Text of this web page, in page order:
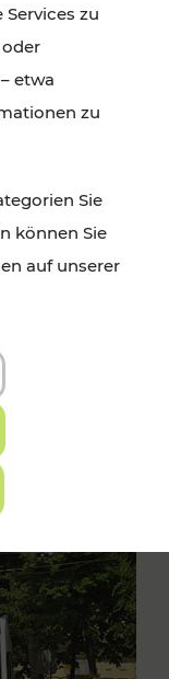
zu
etwa
zu
Sie
können Sie
auf unserer